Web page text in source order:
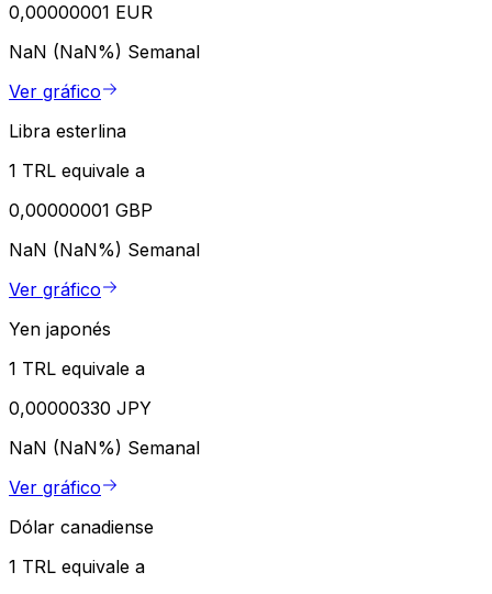
0,00000001 EUR
NaN (NaN%) Semanal
Ver gráfico
Libra esterlina
1 TRL equivale a
0,00000001 GBP
NaN (NaN%) Semanal
Ver gráfico
Yen japonés
1 TRL equivale a
0,00000330 JPY
NaN (NaN%) Semanal
Ver gráfico
Dólar canadiense
1 TRL equivale a